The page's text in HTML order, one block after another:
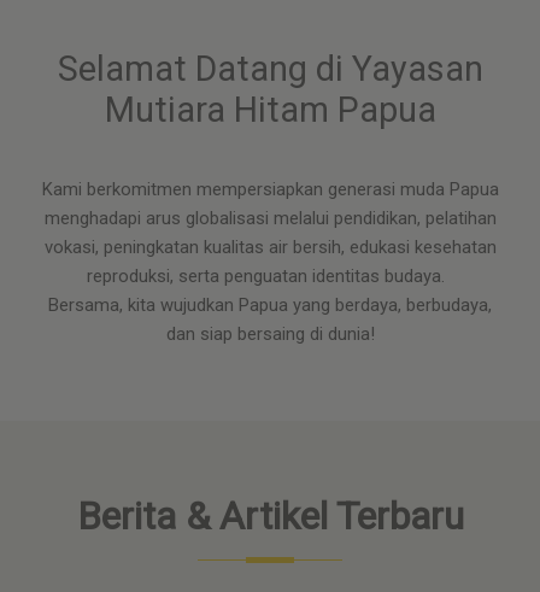
Selamat Datang di Yayasan
Mutiara Hitam Papua
Kami berkomitmen mempersiapkan generasi muda Papua
menghadapi arus globalisasi melalui pendidikan, pelatihan
vokasi, peningkatan kualitas air bersih, edukasi kesehatan
reproduksi, serta penguatan identitas budaya.
Bersama, kita wujudkan Papua yang berdaya, berbudaya,
dan siap bersaing di dunia!
Berita & Artikel Terbaru